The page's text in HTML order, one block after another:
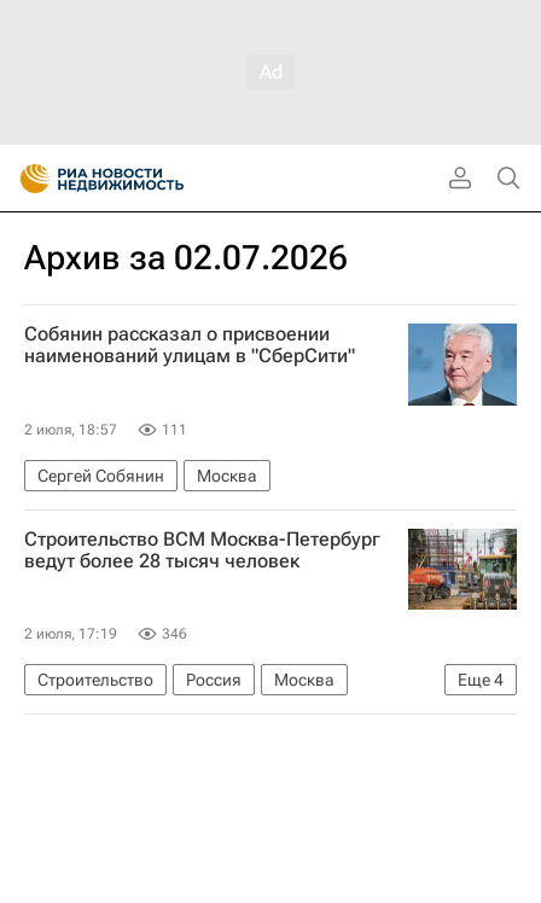
Архив за 02.07.2026
Собянин рассказал о присвоении
наименований улицам в "СберСити"
2 июля, 18:57 111
Сергей Собянин Москва
Строительство ВСМ Москва-Петербург
ведут более 28 тысяч человек
2 июля, 17:19 346
Еще4
Строительство Россия
Москва
Санкт-Петербург
Виталий Савельев